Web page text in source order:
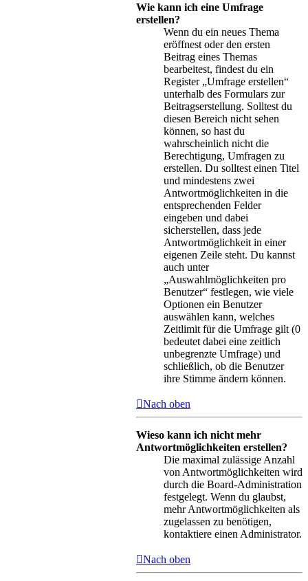
Wie kann ich eine Umfrage
erstellen?
Wenn du ein neues Thema
eröffnest oder den ersten
Beitrag eines Themas
bearbeitest, findest du ein
Register „Umfrage erstellen“
unterhalb des Formulars zur
Beitragserstellung. Solltest du
diesen Bereich nicht sehen
können, so hast du
wahrscheinlich nicht die
Berechtigung, Umfragen zu
erstellen. Du solltest einen Titel
und mindestens zwei
Antwortmöglichkeiten in die
entsprechenden Felder
eingeben und dabei
sicherstellen, dass jede
Antwortmöglichkeit in einer
eigenen Zeile steht. Du kannst
auch unter
„Auswahlmöglichkeiten pro
Benutzer“ festlegen, wie viele
Optionen ein Benutzer
auswählen kann, welches
Zeitlimit für die Umfrage gilt (0
bedeutet dabei eine zeitlich
unbegrenzte Umfrage) und
schließlich, ob die Benutzer
ihre Stimme ändern können.
Nach oben
Wieso kann ich nicht mehr
Antwortmöglichkeiten erstellen?
Die maximal zulässige Anzahl
von Antwortmöglichkeiten wird
durch die Board-Administration
festgelegt. Wenn du glaubst,
mehr Antwortmöglichkeiten als
zugelassen zu benötigen,
kontaktiere einen Administrator.
Nach oben